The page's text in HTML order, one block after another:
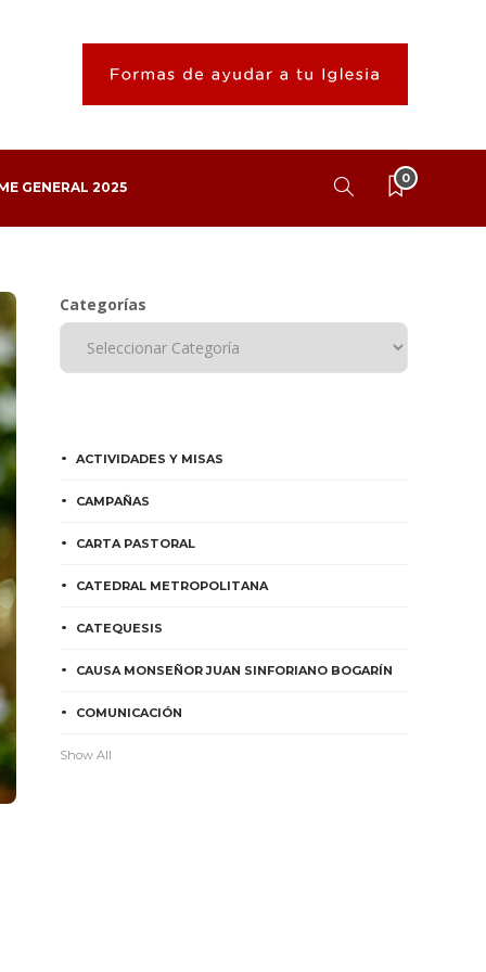
GENERAL 2025
0
Categorías
ACTIVIDADES Y MISAS
CAMPAÑAS
CARTA PASTORAL
CATEDRAL METROPOLITANA
CATEQUESIS
CAUSA MONSEÑOR JUAN SINFORIANO BOGARÍN
COMUNICACIÓN
Show All